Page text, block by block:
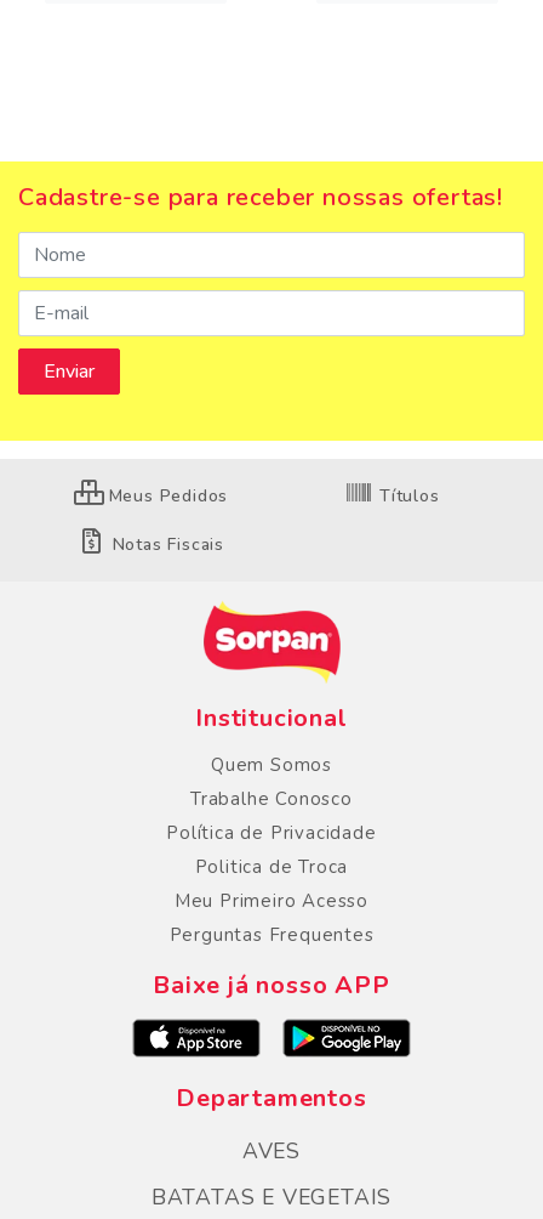
Cadastre-se para receber nossas ofertas!
Meus Pedidos Títulos
Notas Fiscais
Institucional
Quem Somos
Trabalhe Conosco
Política de Privacidade
Politica de Troca
Meu Primeiro Acesso
Perguntas Frequentes
Baixe já nosso APP
Departamentos
AVES
BATATAS E VEGETAIS